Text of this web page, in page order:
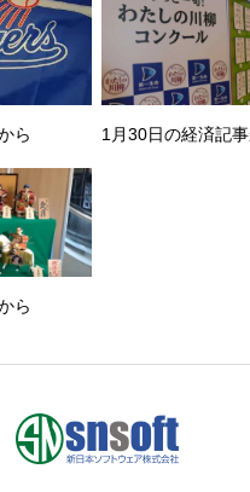
ら 1月30日の経済記
ら